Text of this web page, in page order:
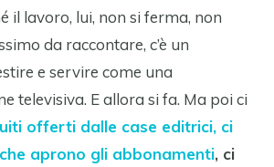
il lavoro, lui, non si ferma, non
da raccontare, c’è un
e servire come una
televisiva. E allora si fa. Ma poi ci
offerti dalle case editrici, ci
aprono gli abbonamenti, ci